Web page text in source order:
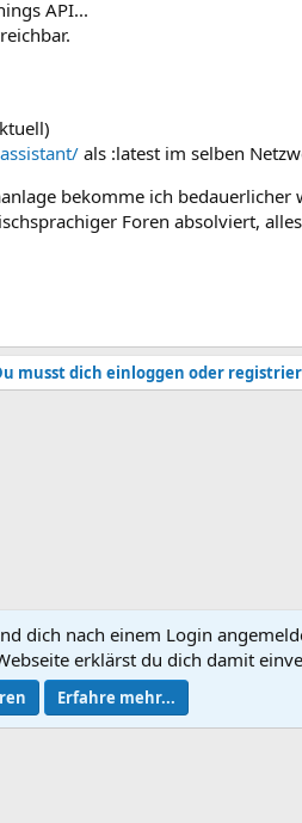
API...
als :latest im selben
bekomme ich bedauerlicher
Foren absolviert,
musst dich einloggen oder
® © 2010-2026 XenForo Ltd.
dich nach einem Login
erklärst du dich damit
Erfahre mehr...